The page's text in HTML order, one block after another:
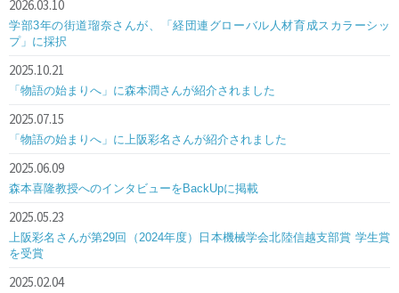
2026.03.10
学部3年の街道瑠奈さんが、「経団連グローバル人材育成スカラーシッ
プ」に採択
2025.10.21
「物語の始まりへ」に森本潤さんが紹介されました
2025.07.15
「物語の始まりへ」に上阪彩名さんが紹介されました
2025.06.09
森本喜隆教授へのインタビューをBackUpに掲載
2025.05.23
上阪彩名さんが第29回（2024年度）日本機械学会北陸信越支部賞 学生賞
を受賞
2025.02.04